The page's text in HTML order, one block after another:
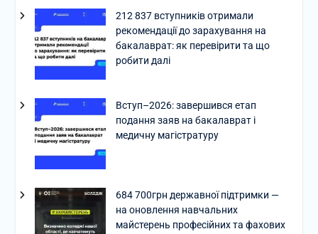
212 837 вступників отримали
рекомендації до зарахування на
бакалаврат: як перевірити та що
робити далі
Вступ–2026: завершився етап
подання заяв на бакалаврат і
медичну магістратуру
684 700грн державної підтримки —
на оновлення навчальних
майстерень професійних та фахових